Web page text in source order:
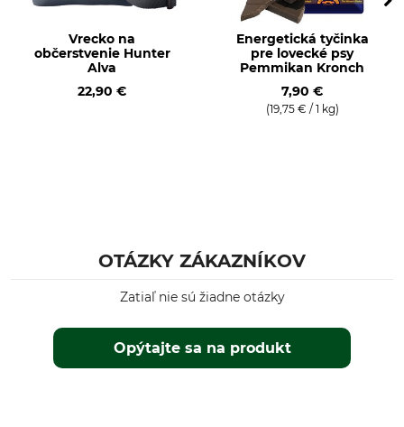
Sammy's Hundesnacks
Dobrota pre psy
Označenie modelu
Gurmánske pásiky s kuracím
a kačacím mäsom
Veľkosť balenia
Vrecko na
občerstvenie Hunter
Alva
22,90 €
Energetická tyčinka
pre lovecké psy
Pemmikan Kronch
7,90 €
(19,75 € / 1 kg)
OTÁZKY ZÁKAZNÍKOV
Opýtajte sa na produkt
Zatiaľ nie sú žiadne otázky